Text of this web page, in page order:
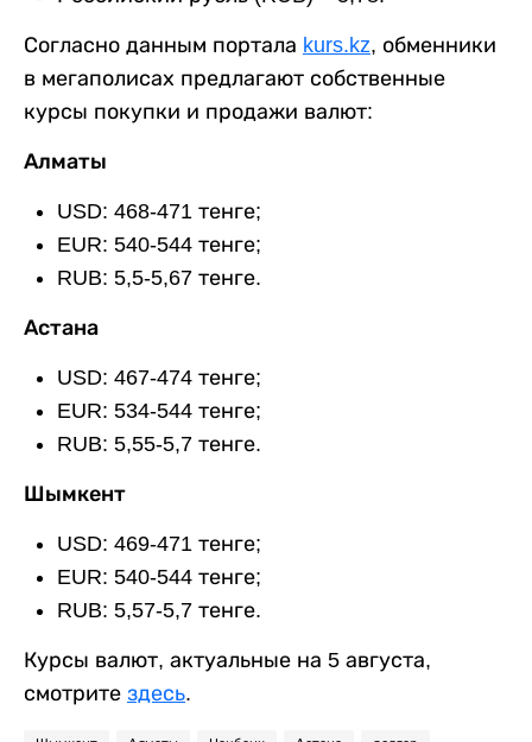
Согласно данным портала kurs.kz, обменники
в мегаполисах предлагают собственные
курсы покупки и продажи валют:
Алматы
USD: 468-471 тенге;
EUR: 540-544 тенге;
RUB: 5,5-5,67 тенге.
Астана
USD: 467-474 тенге;
EUR: 534-544 тенге;
RUB: 5,55-5,7 тенге.
Шымкент
USD: 469-471 тенге;
EUR: 540-544 тенге;
RUB: 5,57-5,7 тенге.
Курсы валют, актуальные на 5 августа,
смотрите здесь.